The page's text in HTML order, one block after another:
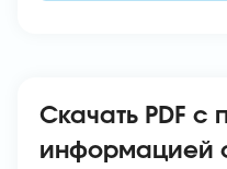
Скачать PDF с
информацией